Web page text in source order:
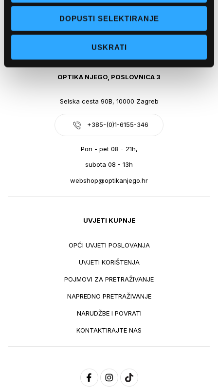
DOPUSTI SELEKTIRANJE
USKRATI
Pon - pet: 07 - 21h,
Sub: 07-21h
webshop@optikanjego.hr
OPTIKA NJEGO, POSLOVNICA 3
Selska cesta 90B, 10000 Zagreb
+385-(0)1-6155-346
Pon - pet 08 - 21h,
subota 08 - 13h
webshop@optikanjego.hr
UVJETI KUPNJE
OPĆI UVJETI POSLOVANJA
UVJETI KORIŠTENJA
POJMOVI ZA PRETRAŽIVANJE
NAPREDNO PRETRAŽIVANJE
NARUDŽBE I POVRATI
KONTAKTIRAJTE NAS